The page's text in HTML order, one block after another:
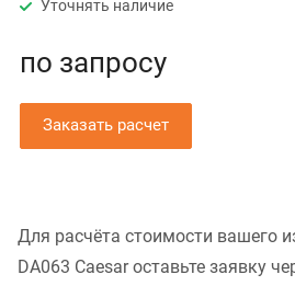
Уточнять наличие
по запросу
Заказать расчет
Для расчёта стоимости вашего
DA063 Caesar оставьте заявку